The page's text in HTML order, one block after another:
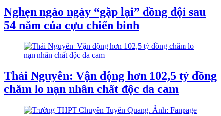
Nghẹn ngào ngày “gặp lại” đồng đội sau
54 năm của cựu chiến binh
Thái Nguyên: Vận động hơn 102,5 tỷ đồng
chăm lo nạn nhân chất độc da cam